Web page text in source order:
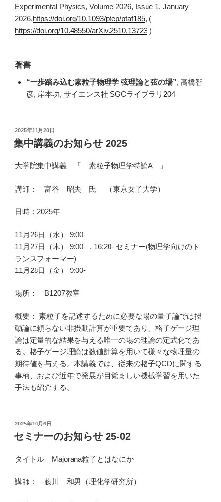
Experimental Physics, Volume 2026, Issue 1, January
2026,https://doi.org/10.1093/ptep/ptaf185, (
https://doi.org/10.48550/arXiv.2510.13723 )
著書
“一歩踏み込む素粒子物理学 弦理論と弦の場”, 高橋智
彦, 岸本功, サイエンス社 SGCライブラリ204
投
稿
日:
2025年11月20日
集中講義のお知らせ 2025
大学院集中講義 「 素粒子物理学特論A 」
講師： 富谷 昭夫 氏 （東京女子大学）
日時：2025年
11月26日（水） 9:00-
11月27日（木） 9:00- , 16:20- セミナー(物理学向けのト
ランスフォーマー)
11月28日（金） 9:00-
場所： B1207教室
概要： 素粒子を記述するために必要な場の量子論では摂
動論に頼らない非摂動計算が重要であり、格子ゲージ理
論は定量的な結果を与える唯一の場の理論の定式化であ
る。格子ゲージ理論は数値計算を用いて様々な物理量の
期待値を与える。本講義では、従来の格子QCDに関する
事柄、および近年で発展が目覚ましい機械学習を用いた
手法も紹介する。
投
稿
日:
2025年10月6日
セミナーのお知らせ 25-02
タイトル Majorana粒子とはなにか
講師： 藤川 和男（理化学研究所）